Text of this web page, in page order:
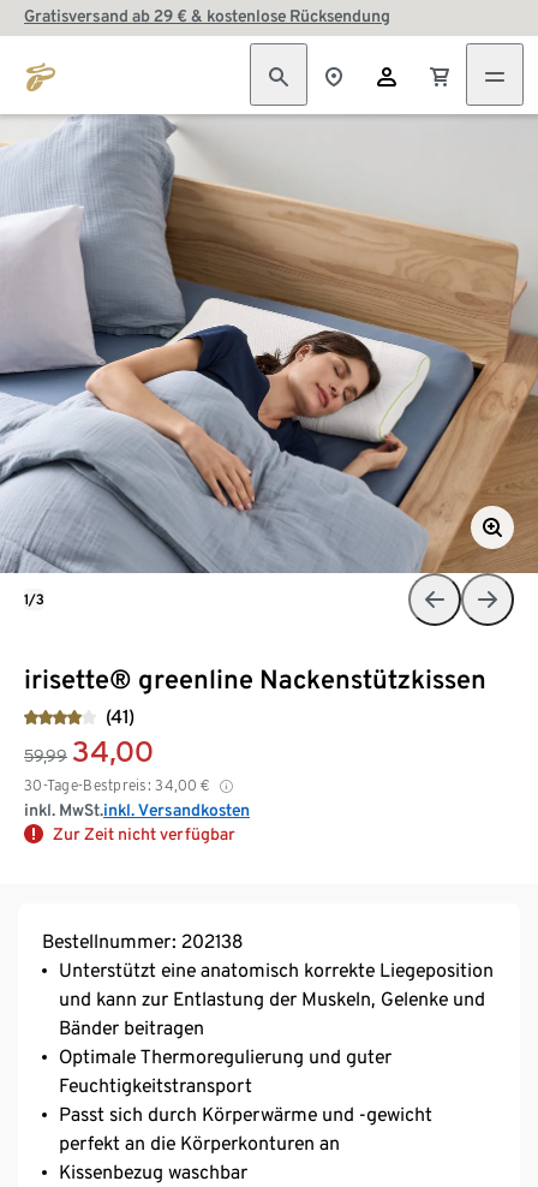
Gratisversand ab 29 € & kostenlose Rücksendung
irisette® greenline Nackenstützkissen
(41)
59,99 34,00
30-Tage-Bestpreis: 34,00 €
inkl. MwSt.inkl. Versandkosten
Zur Zeit nicht verfügbar
1/3
Bestellnummer: 202138
Unterstützt eine anatomisch korrekte Liegeposition
und kann zur Entlastung der Muskeln, Gelenke und
Bänder beitragen
Optimale Thermoregulierung und guter
Feuchtigkeitstransport
Passt sich durch Körperwärme und -gewicht
perfekt an die Körperkonturen an
Kissenbezug waschbar